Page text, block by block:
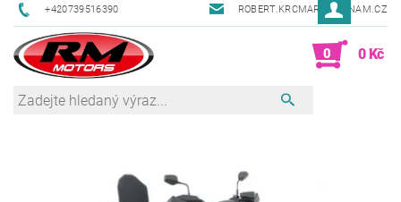
+420739516390 ROBERT.KRCMAR@SEZNAM.CZ
0 0 Kč